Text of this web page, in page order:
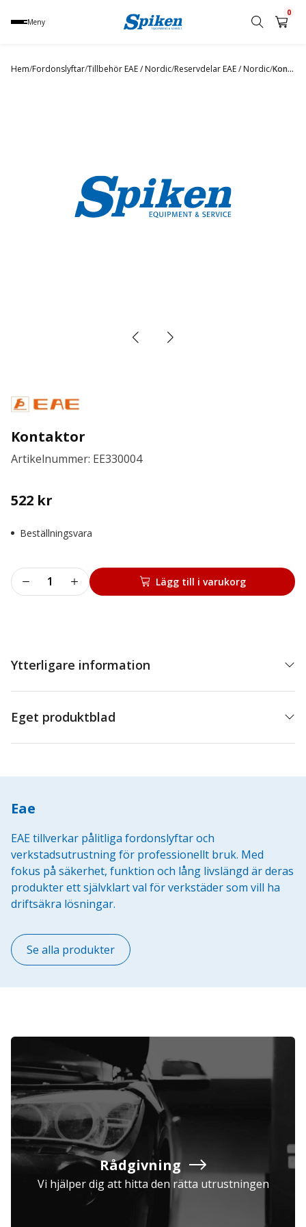
Meny
namn,
0
Hem/Fordonslyftar/Tillbehör EAE / Nordic/Reservdelar EAE / Nordic/ Kontaktor
Kontaktor
Artikelnummer: EE330004
522 kr
Beställningsvara
Kontaktor
mängd
Lägg till i varukorg
Ytterligare information
Eget produktblad
Eae
EAE tillverkar pålitliga fordonslyftar och
verkstadsutrustning för professionellt bruk. Med
fokus på säkerhet, funktion och lång livslängd är deras
produkter ett självklart val för verkstäder som vill ha
driftsäkra lösningar.
Se alla produkter
Rådgivning
Vi hjälper dig att hitta den rätta utrustningen